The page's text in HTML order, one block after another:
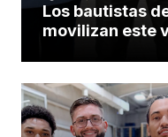
Los bautistas
movilizan este